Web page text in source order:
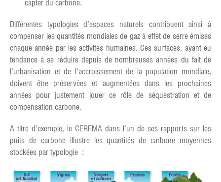
capter du carbone.
Différentes typologies d’espaces naturels contribuent ainsi à
compenser les quantités mondiales de gaz à effet de serre émises
chaque année par les activités humaines. Ces surfaces, ayant eu
tendance à se réduire depuis de nombreuses années du fait de
l’urbanisation et de l’accroissement de la population mondiale,
doivent être préservées et augmentées dans les prochaines
années pour justement jouer ce rôle de séquestration et de
compensation carbone.
A titre d’exemple, le CEREMA dans l’un de ses rapports sur les
puits de carbone illustre les quantités de carbone moyennes
stockées par typologie :